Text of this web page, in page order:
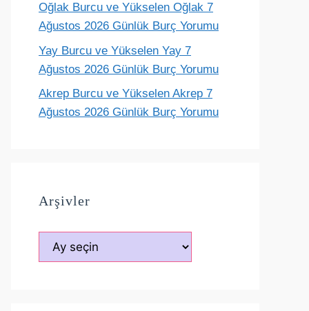
Oğlak Burcu ve Yükselen Oğlak 7
Ağustos 2026 Günlük Burç Yorumu
Yay Burcu ve Yükselen Yay 7
Ağustos 2026 Günlük Burç Yorumu
Akrep Burcu ve Yükselen Akrep 7
Ağustos 2026 Günlük Burç Yorumu
Arşivler
Arşivler